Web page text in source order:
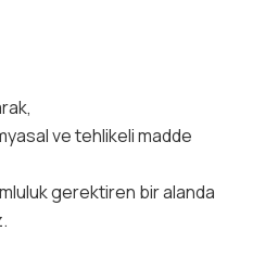
ve tehlikeli madde
gerektiren bir alanda